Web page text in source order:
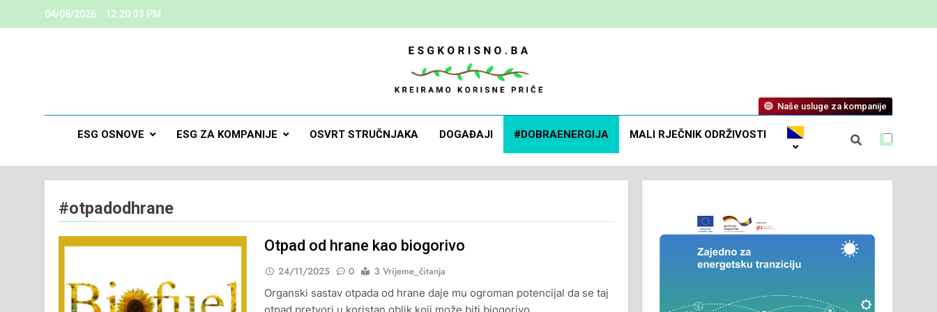
04/08/2026 12:20:34 PM
ESG Korisno
Kreiramo Korisne Priče
ESG OSNOVE ESG ZA KOMPANIJE OSVRT STRUČNJAKA DOGAĐAJI #DOBRAENERGIJA MALI RJEČNIK ODRŽIVOSTI
Naše usluge za kompanije
#otpadodhrane
Otpad od hrane kao biogorivo
24/11/2025 0
3 Vrijeme_čitanja
Organski sastav otpada od hrane daje mu ogroman potencijal da se taj